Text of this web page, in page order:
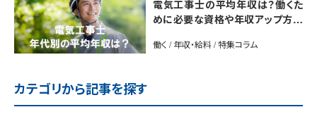
電気工事士の平均年収は？働くた
めに必要な資格や年収アップ方法
働く / 年収・給料 / 特集コラム
カテゴリから記事を探す